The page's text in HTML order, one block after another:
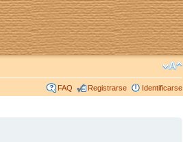
FAQ Registrarse Identificarse